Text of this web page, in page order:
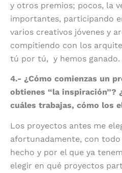
y otros premios; pocos, la
importantes, participando
varios creativos jóvenes y
compitiendo con los
tú por tú, y hemos
4.- ¿Cómo comienzas un
obtienes “la inspiración”?
cuáles trabajas, cómo los
Los proyectos antes me
afortunadamente, con
hecho y por el que ya
elegir en qué proyectos